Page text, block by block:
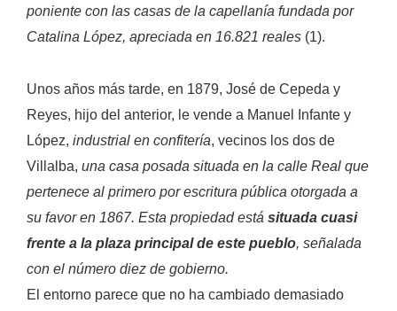
poniente con las casas de la capellanía fundada por
Catalina López, apreciada en 16.821 reales (1).
Unos años más tarde, en 1879, José de Cepeda y
Reyes, hijo del anterior, le vende a Manuel Infante y
López, industrial en confitería, vecinos los dos de
Villalba, una casa posada situada en la calle Real que
pertenece al primero por escritura pública otorgada a
su favor en 1867. Esta propiedad está situada cuasi
frente a la plaza principal de este pueblo, señalada
con el número diez de gobierno.
El entorno parece que no ha cambiado demasiado